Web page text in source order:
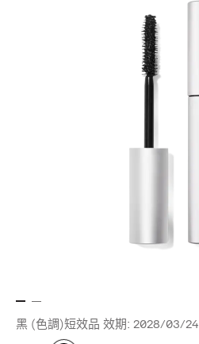
黑 (色調)短效品 效期: 2028/03/24